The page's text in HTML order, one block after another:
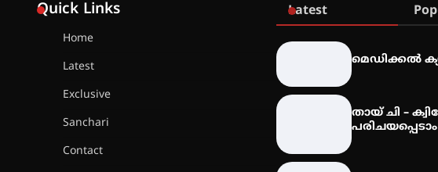
Quick Links
Home
Latest
Exclusive
Sanchari
Contact
Latest
മെഡിക്കൽ
തായ് ചി –
പരിചയപ്പെടാം